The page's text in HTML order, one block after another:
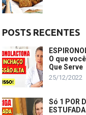
POSTS RECENTES
O que
Que Serve
25/12/2022
Só 1 POR
ESTUFADA